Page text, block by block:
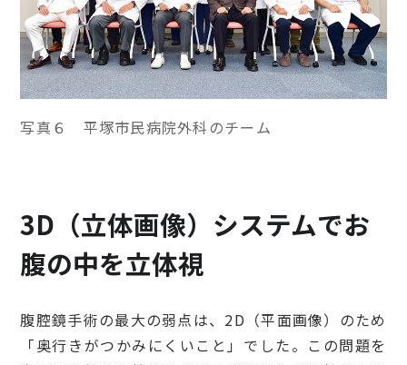
写真６ 平塚市民病院外科のチーム
3D（立体画像）システムでお
腹の中を立体視
腹腔鏡手術の最大の弱点は、2D（平面画像）のため
「奥行きがつかみにくいこと」でした。この問題を